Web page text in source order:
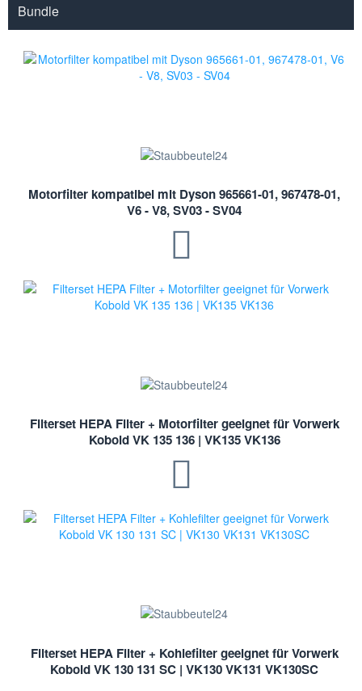
Bundle
Motorfilter kompatibel mit Dyson 965661-01, 967478-01,
V6 - V8, SV03 - SV04
Filterset HEPA Filter + Motorfilter geeignet für Vorwerk
Kobold VK 135 136 | VK135 VK136
Filterset HEPA Filter + Kohlefilter geeignet für Vorwerk
Kobold VK 130 131 SC | VK130 VK131 VK130SC